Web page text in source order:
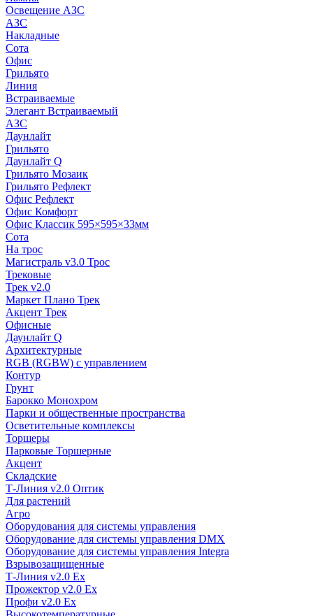
Освещение АЗС
АЗС
Накладные
Сота
Офис
Грильято
Линия
Встраиваемые
Элегант Встраиваемый
АЗС
Даунлайт
Грильято
Даунлайт Q
Грильято Мозаик
Грильято Рефлект
Офис Рефлект
Офис Комфорт
Офис Классик 595×595×33мм
Сота
На трос
Магистраль v3.0 Трос
Трековые
Трек v2.0
Маркет Плано Трек
Акцент Трек
Офисные
Даунлайт Q
Архитектурные
RGB (RGBW) с управлением
Контур
Грунт
Барокко Монохром
Парки и общественные пространства
Осветительные комплексы
Торшеры
Парковые Торшерные
Акцент
Складские
Т-Линия v2.0 Оптик
Для растений
Агро
Оборудования для системы управления
Оборудование для системы управления DMX
Оборудование для системы управления Integra
Взрывозащищенные
Т-Линия v2.0 Ex
Прожектор v2.0 Ex
Профи v2.0 Ex